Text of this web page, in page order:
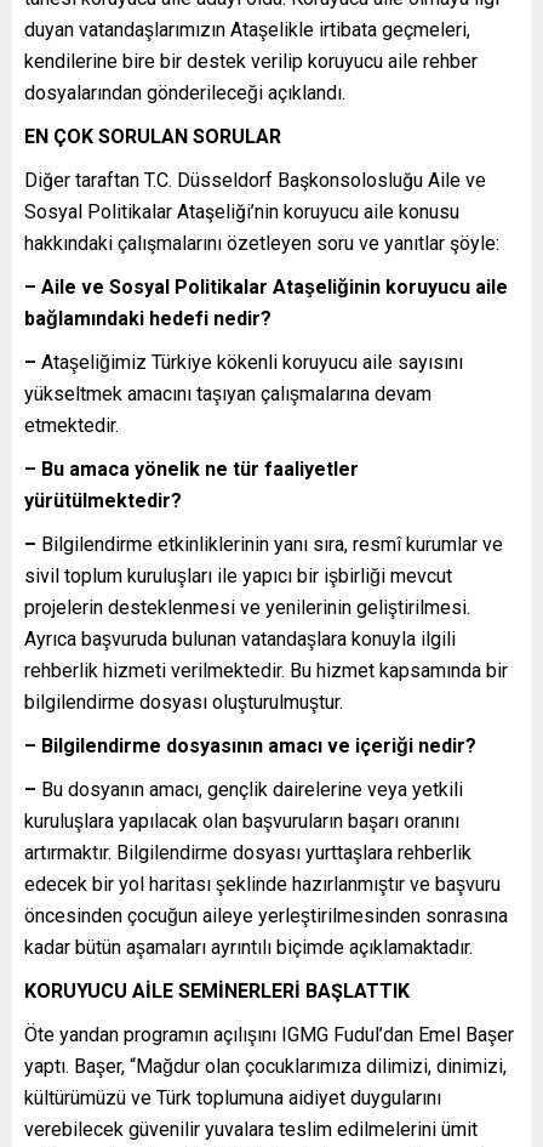
duyan vatandaşlarımızın Ataşelikle irtibata geçmeleri,
kendilerine bire bir destek verilip koruyucu aile rehber
dosyalarından gönderileceği açıklandı.
EN ÇOK SORULAN SORULAR
Diğer taraftan T.C. Düsseldorf Başkonsolosluğu Aile ve
Sosyal Politikalar Ataşeliği’nin koruyucu aile konusu
hakkındaki çalışmalarını özetleyen soru ve yanıtlar şöyle:
– Aile ve Sosyal Politikalar Ataşeliğinin koruyucu aile
bağlamındaki hedefi nedir?
– Ataşeliğimiz Türkiye kökenli koruyucu aile sayısını
yükseltmek amacını taşıyan çalışmalarına devam
etmektedir.
– Bu amaca yönelik ne tür faaliyetler
yürütülmektedir?
– Bilgilendirme etkinliklerinin yanı sıra, resmî kurumlar ve
sivil toplum kuruluşları ile yapıcı bir işbirliği mevcut
projelerin desteklenmesi ve yenilerinin geliştirilmesi.
Ayrıca başvuruda bulunan vatandaşlara konuyla ilgili
rehberlik hizmeti verilmektedir. Bu hizmet kapsamında bir
bilgilendirme dosyası oluşturulmuştur.
– Bilgilendirme dosyasının amacı ve içeriği nedir?
– Bu dosyanın amacı, gençlik dairelerine veya yetkili
kuruluşlara yapılacak olan başvuruların başarı oranını
artırmaktır. Bilgilendirme dosyası yurttaşlara rehberlik
edecek bir yol haritası şeklinde hazırlanmıştır ve başvuru
öncesinden çocuğun aileye yerleştirilmesinden sonrasına
kadar bütün aşamaları ayrıntılı biçimde açıklamaktadır.
KORUYUCU AİLE SEMİNERLERİ BAŞLATTIK
Öte yandan programın açılışını IGMG Fudul’dan Emel Başer
yaptı. Başer, “Mağdur olan çocuklarımıza dilimizi, dinimizi,
kültürümüzü ve Türk toplumuna aidiyet duygularını
verebilecek güvenilir yuvalara teslim edilmelerini ümit